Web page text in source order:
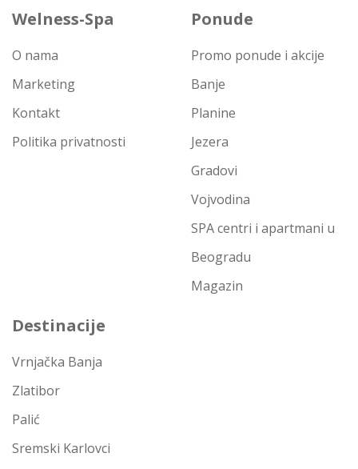
Welness-Spa
O nama
Marketing
Kontakt
Politika privatnosti
Ponude
Promo ponude i akcije
Banje
Planine
Jezera
Gradovi
Vojvodina
SPA centri i apartmani u
Beogradu
Magazin
Destinacije
Vrnjačka Banja
Zlatibor
Palić
Sremski Karlovci